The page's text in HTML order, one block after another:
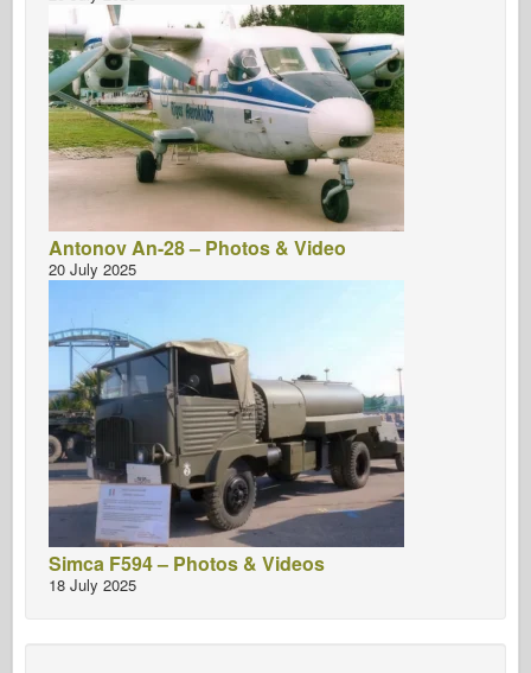
Antonov An-28 – Photos & Video
20 July 2025
Simca F594 – Photos & Videos
18 July 2025